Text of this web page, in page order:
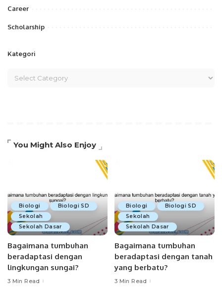
Career
Scholarship
Kategori
You Might Also Enjoy
Biologi
Biologi SD
Sekolah
Sekolah Dasar
Bagaimana tumbuhan
beradaptasi dengan
lingkungan sungai?
3 Min Read
Biologi
Biologi SD
Sekolah
Sekolah Dasar
Bagaimana tumbuhan
beradaptasi dengan tanah
yang berbatu?
3 Min Read